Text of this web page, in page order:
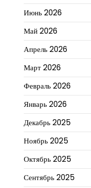
Июнь 2026
Май 2026
Апрель 2026
Март 2026
Февраль 2026
Январь 2026
Декабрь 2025
Ноябрь 2025
Октябрь 2025
Сентябрь 2025